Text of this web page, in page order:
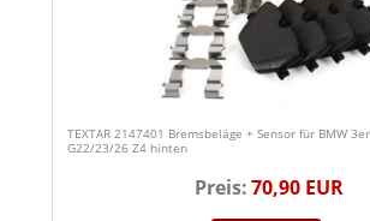
TEXTAR 2147401 Bremsbeläge + Sensor für BMW
G22/23/26 Z4 hinten
Preis:70,90 EUR